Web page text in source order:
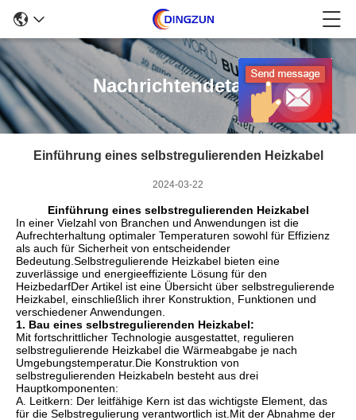
Nachrichtendetails
Einführung eines selbstregulierenden Heizkabel
2024-03-22
Einführung eines selbstregulierenden Heizkabel
In einer Vielzahl von Branchen und Anwendungen ist die
Aufrechterhaltung optimaler Temperaturen sowohl für Effizienz
als auch für Sicherheit von entscheidender
Bedeutung.Selbstregulierende Heizkabel bieten eine
zuverlässige und energieeffiziente Lösung für den
HeizbedarfDer Artikel ist eine Übersicht über selbstregulierende
Heizkabel, einschließlich ihrer Konstruktion, Funktionen und
verschiedener Anwendungen.
1. Bau eines selbstregulierenden Heizkabel:
Mit fortschrittlicher Technologie ausgestattet, regulieren
selbstregulierende Heizkabel die Wärmeabgabe je nach
Umgebungstemperatur.Die Konstruktion von
selbstregulierenden Heizkabeln besteht aus drei
Hauptkomponenten:
A. Leitkern: Der leitfähige Kern ist das wichtigste Element, das
für die Selbstregulierung verantwortlich ist.Mit der Abnahme der